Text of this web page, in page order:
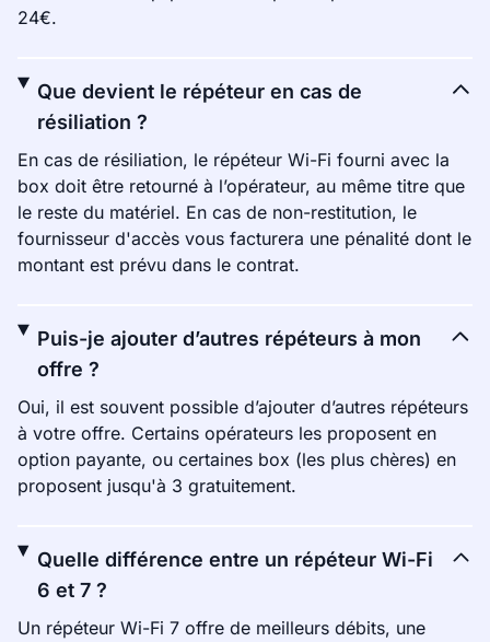
24€.
Que devient le répéteur en cas de
résiliation ?
En cas de résiliation, le répéteur Wi-Fi fourni avec la
box doit être retourné à l’opérateur, au même titre que
le reste du matériel. En cas de non-restitution, le
fournisseur d'accès vous facturera une pénalité dont le
montant est prévu dans le contrat.
Puis-je ajouter d’autres répéteurs à mon
offre ?
Oui, il est souvent possible d’ajouter d’autres répéteurs
à votre offre. Certains opérateurs les proposent en
option payante, ou certaines box (les plus chères) en
proposent jusqu'à 3 gratuitement.
Quelle différence entre un répéteur Wi-Fi
6 et 7 ?
Un répéteur Wi-Fi 7 offre de meilleurs débits, une